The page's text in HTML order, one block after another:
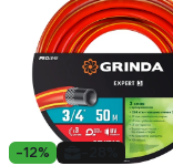
-12%